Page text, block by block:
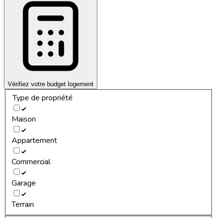
Vérifiez votre budget logement
Type de propriété
Maison
Appartement
Commercial
Garage
Terrain